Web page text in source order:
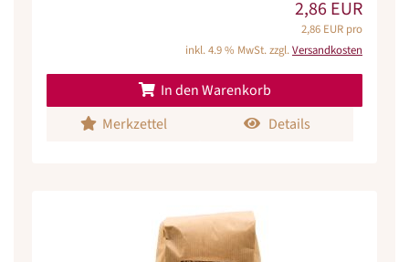
2,86 EUR
2,86 EUR pro
inkl. 4.9 % MwSt. zzgl.Versandkosten
In den Warenkorb
Merkzettel
Details